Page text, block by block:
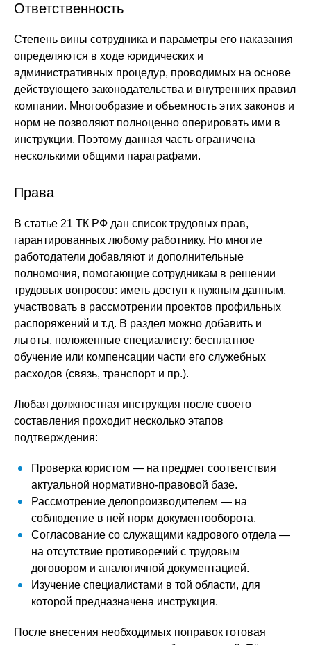
Ответственность
Степень вины сотрудника и параметры его наказания
определяются в ходе юридических и
административных процедур, проводимых на основе
действующего законодательства и внутренних правил
компании. Многообразие и объемность этих законов и
норм не позволяют полноценно оперировать ими в
инструкции. Поэтому данная часть ограничена
несколькими общими параграфами.
Права
В статье 21 ТК РФ дан список трудовых прав,
гарантированных любому работнику. Но многие
работодатели добавляют и дополнительные
полномочия, помогающие сотрудникам в решении
трудовых вопросов: иметь доступ к нужным данным,
участвовать в рассмотрении проектов профильных
распоряжений и т.д. В раздел можно добавить и
льготы, положенные специалисту: бесплатное
обучение или компенсации части его служебных
расходов (связь, транспорт и пр.).
Любая должностная инструкция после своего
составления проходит несколько этапов
подтверждения:
Проверка юристом — на предмет соответствия
актуальной нормативно-правовой базе.
Рассмотрение делопроизводителем — на
соблюдение в ней норм документооборота.
Согласование со служащими кадрового отдела —
на отсутствие противоречий с трудовым
договором и аналогичной документацией.
Изучение специалистами в той области, для
которой предназначена инструкция.
После внесения необходимых поправок готовая